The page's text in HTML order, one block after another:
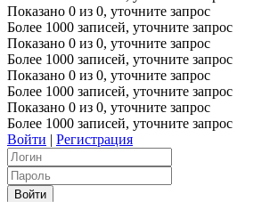
Показано 0 из 0, уточните запрос
Более 1000 записей, уточните запрос
Показано 0 из 0, уточните запрос
Более 1000 записей, уточните запрос
Показано 0 из 0, уточните запрос
Более 1000 записей, уточните запрос
Показано 0 из 0, уточните запрос
Более 1000 записей, уточните запрос
Войти | Регистрация